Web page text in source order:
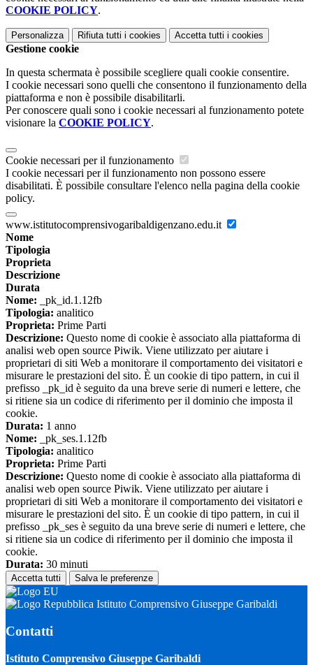
COOKIE POLICY.
Personalizza Rifiuta tutti i cookies Accetta tutti i cookies
Gestione cookie
In questa schermata è possibile scegliere quali cookie consentire.
I cookie necessari sono quelli che consentono il funzionamento della
piattaforma e non è possibile disabilitarli.
Per conoscere quali sono i cookie necessari al funzionamento potete
visionare la COOKIE POLICY.
Cookie necessari per il funzionamento
I cookie necessari per il funzionamento non possono essere
disabilitati. È possibile consultare l'elenco nella pagina della cookie
policy.
www.istitutocomprensivogaribaldigenzano.edu.it
Nome
Tipologia
Proprieta
Descrizione
Durata
Nome: _pk_id.1.12fb
Tipologia: analitico
Proprieta: Prime Parti
Descrizione: Questo nome di cookie è associato alla piattaforma di
analisi web open source Piwik. Viene utilizzato per aiutare i
proprietari di siti Web a monitorare il comportamento dei visitatori e
misurare le prestazioni del sito. È un cookie di tipo pattern, in cui il
prefisso _pk_id è seguito da una breve serie di numeri e lettere, che
si ritiene sia un codice di riferimento per il dominio che imposta il
cookie.
Durata: 1 anno
Nome: _pk_ses.1.12fb
Tipologia: analitico
Proprieta: Prime Parti
Descrizione: Questo nome di cookie è associato alla piattaforma di
analisi web open source Piwik. Viene utilizzato per aiutare i
proprietari di siti Web a monitorare il comportamento dei visitatori e
misurare le prestazioni del sito. È un cookie di tipo pattern, in cui il
prefisso _pk_ses è seguito da una breve serie di numeri e lettere, che
si ritiene sia un codice di riferimento per il dominio che imposta il
cookie.
Durata: 30 minuti
Accetta tutti Salva le preferenze
Istituto Comprensivo Giuseppe Garibaldi
Contatti
Istituto Comprensivo Giuseppe Garibaldi